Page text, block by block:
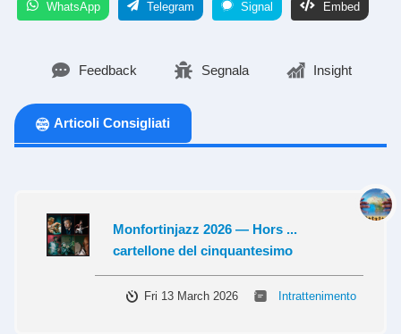
WhatsApp Telegram Signal Embed
Feedback Segnala Insight
Articoli Consigliati
Monfortinjazz 2026 — Hors ...
cartellone del cinquantesimo
Fri 13 March 2026 Intrattenimento